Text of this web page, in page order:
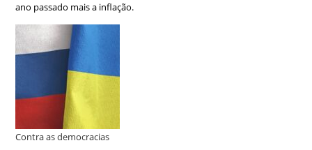
ano passado mais a inflação.
Contra as democracias